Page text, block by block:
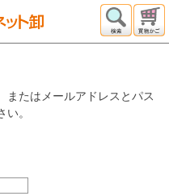
またはメールアドレスとパス
。